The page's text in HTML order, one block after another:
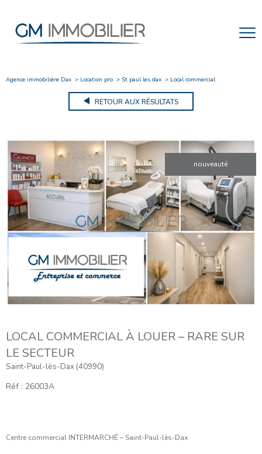
Agence immobilière Dax Location pro St paul les dax Local commercial
RETOUR AUX RÉSULTATS
nouveauté
LOCAL COMMERCIAL À LOUER – RARE SUR
LE SECTEUR
Saint-Paul-lès-Dax (40990)
Réf : 26003A
Centre commercial INTERMARCHÉ – Saint-Paul-lès-Dax